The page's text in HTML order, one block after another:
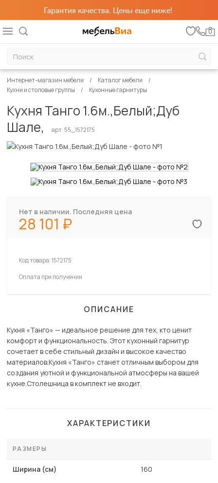
Гарантия качества. Цены еще ниже!
0
Интернет-магазин мебели
Каталог мебели
Кухни и столовые группы
Кухонные гарнитуры
Кухня Танго 1.6м.,Белый;Дуб
Шале,
арт. 55_1572175
Нет в наличии. Последняя цена
28 101
Код товара:1572175
Оплата при получении
ОПИСАНИЕ
Кухня «Танго» — идеальное решение для тех, кто ценит
комфорт и функциональность. Этот кухонный гарнитур
сочетает в себе стильный дизайн и высокое качество
материалов.Кухня «Танго» станет отличным выбором для
создания уютной и функциональной атмосферы на вашей
кухне.Столешница в комплект не входит.
ХАРАКТЕРИСТИКИ
РАЗМЕРЫ
Ширина (см) 160